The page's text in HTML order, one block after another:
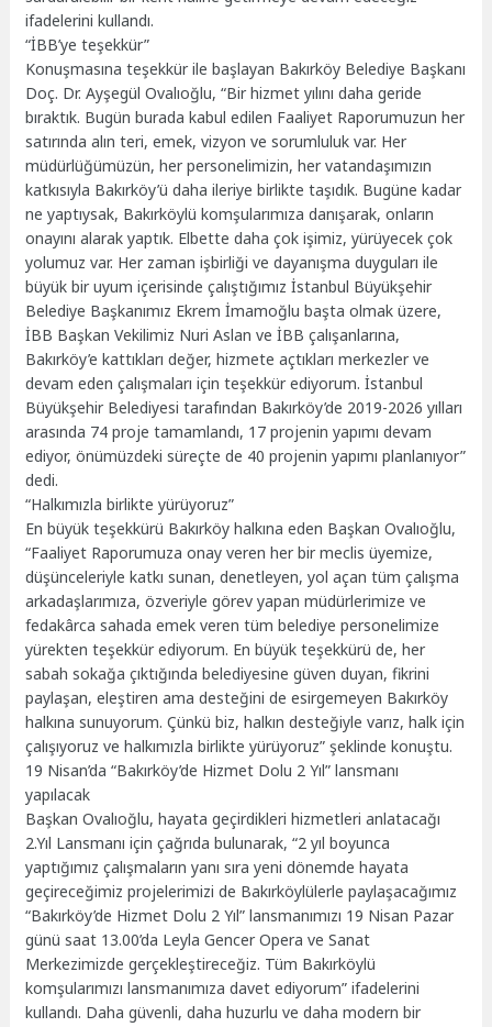
ifadelerini kullandı.
“İBB’ye teşekkür”
Konuşmasına teşekkür ile başlayan Bakırköy Belediye Başkanı
Doç. Dr. Ayşegül Ovalıoğlu, “Bir hizmet yılını daha geride
bıraktık. Bugün burada kabul edilen Faaliyet Raporumuzun her
satırında alın teri, emek, vizyon ve sorumluluk var. Her
müdürlüğümüzün, her personelimizin, her vatandaşımızın
katkısıyla Bakırköy’ü daha ileriye birlikte taşıdık. Bugüne kadar
ne yaptıysak, Bakırköylü komşularımıza danışarak, onların
onayını alarak yaptık. Elbette daha çok işimiz, yürüyecek çok
yolumuz var. Her zaman işbirliği ve dayanışma duyguları ile
büyük bir uyum içerisinde çalıştığımız İstanbul Büyükşehir
Belediye Başkanımız Ekrem İmamoğlu başta olmak üzere,
İBB Başkan Vekilimiz Nuri Aslan ve İBB çalışanlarına,
Bakırköy’e kattıkları değer, hizmete açtıkları merkezler ve
devam eden çalışmaları için teşekkür ediyorum. İstanbul
Büyükşehir Belediyesi tarafından Bakırköy’de 2019-2026 yılları
arasında 74 proje tamamlandı, 17 projenin yapımı devam
ediyor, önümüzdeki süreçte de 40 projenin yapımı planlanıyor”
dedi.
“Halkımızla birlikte yürüyoruz”
En büyük teşekkürü Bakırköy halkına eden Başkan Ovalıoğlu,
“Faaliyet Raporumuza onay veren her bir meclis üyemize,
düşünceleriyle katkı sunan, denetleyen, yol açan tüm çalışma
arkadaşlarımıza, özveriyle görev yapan müdürlerimize ve
fedakârca sahada emek veren tüm belediye personelimize
yürekten teşekkür ediyorum. En büyük teşekkürü de, her
sabah sokağa çıktığında belediyesine güven duyan, fikrini
paylaşan, eleştiren ama desteğini de esirgemeyen Bakırköy
halkına sunuyorum. Çünkü biz, halkın desteğiyle varız, halk için
çalışıyoruz ve halkımızla birlikte yürüyoruz” şeklinde konuştu.
19 Nisan’da “Bakırköy’de Hizmet Dolu 2 Yıl” lansmanı
yapılacak
Başkan Ovalıoğlu, hayata geçirdikleri hizmetleri anlatacağı
2.Yıl Lansmanı için çağrıda bulunarak, “2 yıl boyunca
yaptığımız çalışmaların yanı sıra yeni dönemde hayata
geçireceğimiz projelerimizi de Bakırköylülerle paylaşacağımız
“Bakırköy’de Hizmet Dolu 2 Yıl” lansmanımızı 19 Nisan Pazar
günü saat 13.00’da Leyla Gencer Opera ve Sanat
Merkezimizde gerçekleştireceğiz. Tüm Bakırköylü
komşularımızı lansmanımıza davet ediyorum” ifadelerini
kullandı. Daha güvenli, daha huzurlu ve daha modern bir